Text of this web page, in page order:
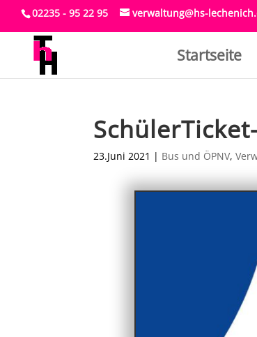
02235 - 95 22 95 verwaltung@hs-
Startseite
23.Juni 2021 | Bus und ÖPNV,